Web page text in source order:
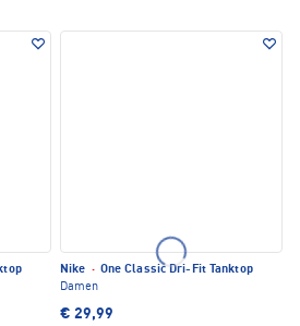
Nike · One Classic Dri-Fit Tanktop
Damen
€ 29,99